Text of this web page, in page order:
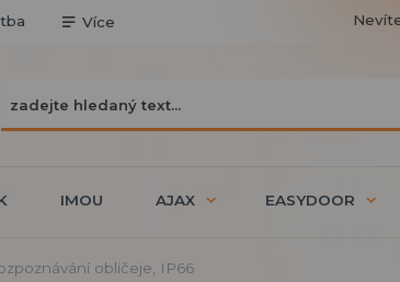
Více
IMOU AJAX EASYDOOR
obličeje, IP66